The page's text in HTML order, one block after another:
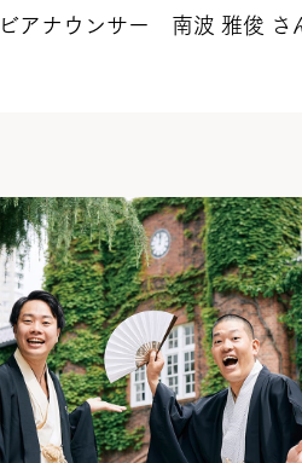
アナウンサー 南波 雅俊 さ